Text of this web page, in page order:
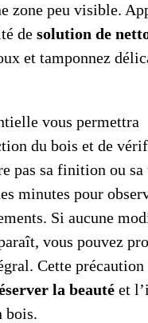
zone peu visible.
de solution de
et tamponnez
vous permettra
du bois et de
pas sa finition ou sa
minutes pour
Si aucune
vous pouvez
Cette
la beauté et
bois.